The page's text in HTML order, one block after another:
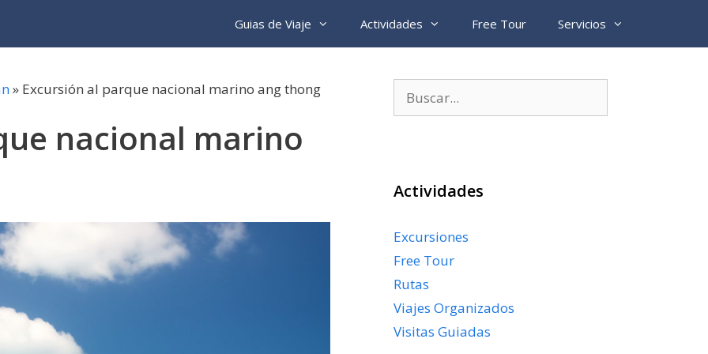
Guias de Viaje Actividades Free Tour Servicios
» Excursión al parque nacional marino ang thong
nacional marino
Actividades
Excursiones
Free Tour
Rutas
Viajes Organizados
Visitas Guiadas